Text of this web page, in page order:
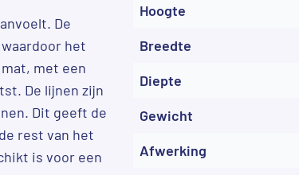
De
het
met een
De lijnen zijn
Dit geeft de
rest van het
is voor een
Hoogte
Breedte
Diepte
Gewicht
Afwerking